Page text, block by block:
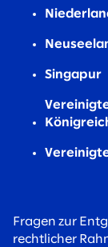
Singapur
Fragen zur
rechtlicher